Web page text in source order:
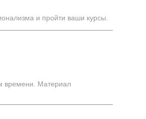
и пройти ваши курсы.
времени. Материал